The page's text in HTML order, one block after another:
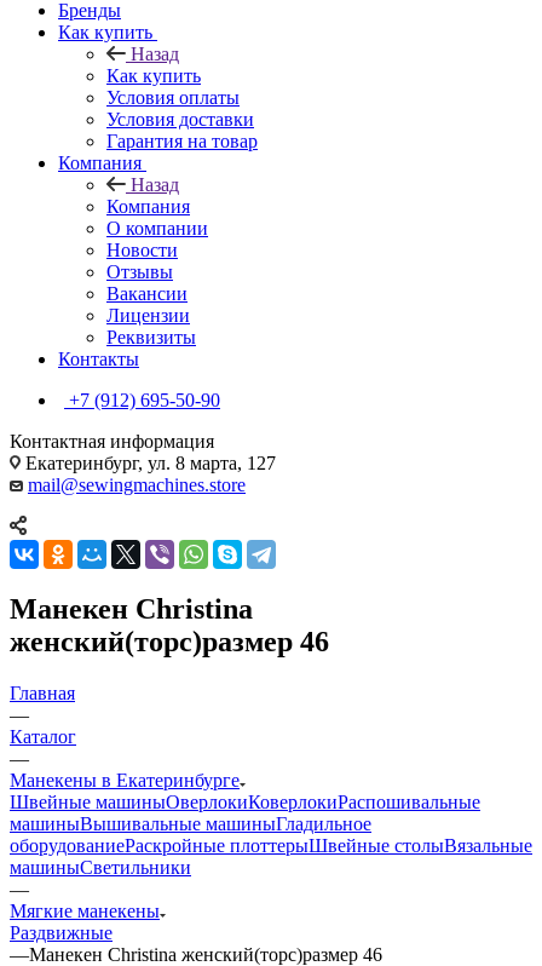
Бренды
Как купить
Назад
Как купить
Условия оплаты
Условия доставки
Гарантия на товар
Компания
Назад
Компания
О компании
Новости
Отзывы
Вакансии
Лицензии
Реквизиты
Контакты
+7 (912) 695-50-90
Контактная информация
Екатеринбург, ул. 8 марта, 127
mail@sewingmachines.store
Манекен Christina
женский(торс)размер 46
Главная
—
Каталог
—
Манекены в Екатеринбурге
Швейные машиныОверлокиКоверлокиРаспошивальные
машиныВышивальные машиныГладильное
оборудованиеРаскройные плоттерыШвейные столыВязальные
машиныСветильники
—
Мягкие манекены
Раздвижные
—Манекен Christina женский(торс)размер 46